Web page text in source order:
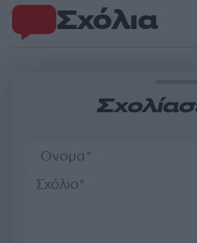
Σχόλια